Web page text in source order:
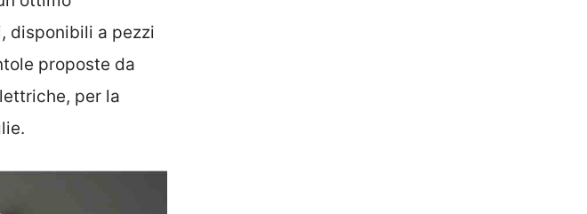
disponibili a pezzi
proposte da
per la